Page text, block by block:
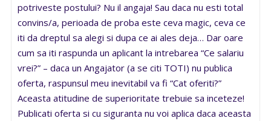
potriveste postului? Nu il angaja! Sau daca nu esti total
convins/a, perioada de proba este ceva magic, ceva ce
iti da dreptul sa alegi si dupa ce ai ales deja… Dar oare
cum sa iti raspunda un aplicant la intrebarea “Ce salariu
vrei?” – daca un Angajator (a se citi TOTI) nu publica
oferta, raspunsul meu inevitabil va fi “Cat oferiti?”
Aceasta atitudine de superioritate trebuie sa inceteze!
Publicati oferta si cu siguranta nu voi aplica daca aceasta